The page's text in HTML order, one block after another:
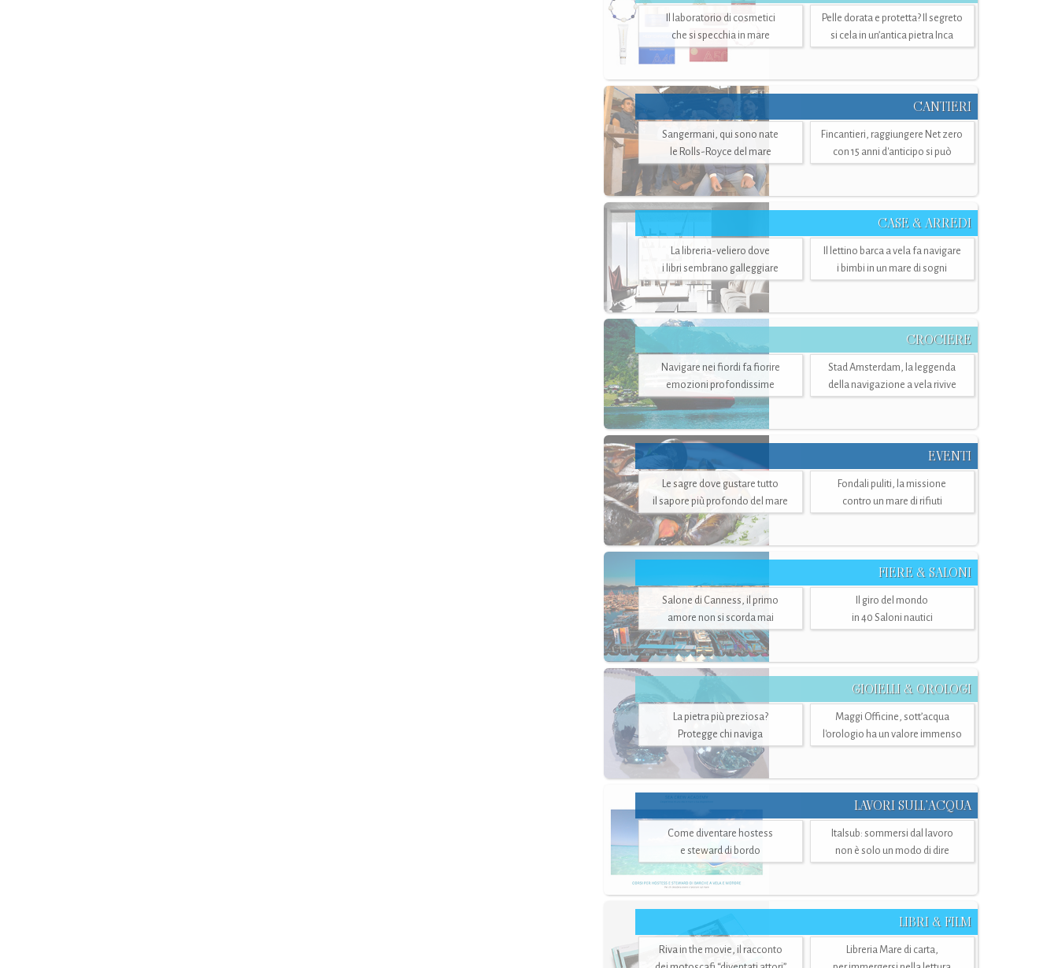
Il laboratorio di cosmetici
che si specchia in mare
Pelle dorata e protetta? Il segreto
si cela in un’antica pietra Inca
CANTIERI
Sangermani, qui sono nate
le Rolls-Royce del mare
Fincantieri, raggiungere Net zero
con 15 anni d'anticipo si può
CASE & ARREDI
La libreria-veliero dove
i libri sembrano galleggiare
Il lettino barca a vela fa navigare
i bimbi in un mare di sogni
CROCIERE
Navigare nei fiordi fa fiorire
emozioni profondissime
Stad Amsterdam, la leggenda
della navigazione a vela rivive
EVENTI
Le sagre dove gustare tutto
il sapore più profondo del mare
Fondali puliti, la missione
contro un mare di rifiuti
FIERE & SALONI
Salone di Canness, il primo
amore non si scorda mai
Il giro del mondo
in 40 Saloni nautici
GIOIELLI & OROLOGI
La pietra più preziosa?
Protegge chi naviga
Maggi Officine, sott’acqua
l'orologio ha un valore immenso
LAVORI SULL’ACQUA
Come diventare hostess
e steward di bordo
Italsub: sommersi dal lavoro
non è solo un modo di dire
LIBRI & FILM
Riva in the movie, il racconto
Libreria Mare di carta,